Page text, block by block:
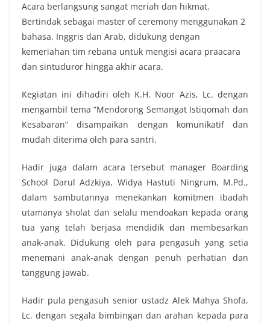
Acara berlangsung sangat meriah dan hikmat.
Bertindak sebagai master of ceremony menggunakan 2
bahasa, Inggris dan Arab, didukung dengan
kemeriahan tim rebana untuk mengisi acara praacara
dan sintuduror hingga akhir acara.
Kegiatan ini dihadiri oleh K.H. Noor Azis, Lc. dengan
mengambil tema “Mendorong Semangat Istiqomah dan
Kesabaran” disampaikan dengan komunikatif dan
mudah diterima oleh para santri.
Hadir juga dalam acara tersebut manager Boarding
School Darul Adzkiya, Widya Hastuti Ningrum, M.Pd.,
dalam sambutannya menekankan komitmen ibadah
utamanya sholat dan selalu mendoakan kepada orang
tua yang telah berjasa mendidik dan membesarkan
anak-anak. Didukung oleh para pengasuh yang setia
menemani anak-anak dengan penuh perhatian dan
tanggung jawab.
Hadir pula pengasuh senior ustadz Alek Mahya Shofa,
Lc. dengan segala bimbingan dan arahan kepada para